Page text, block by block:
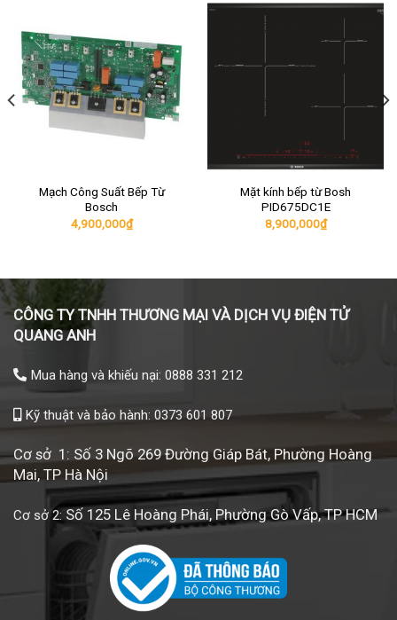
Mạch Công Suất Bếp Từ
Bosch
4,900,000₫
Mặt kính bếp từ Bosh
PID675DC1E
8,900,000₫
CÔNG TY TNHH THƯƠNG MẠI VÀ DỊCH VỤ ĐIỆN TỬ
QUANG ANH
Mua hàng và khiếu nại: 0888 331 212
Kỹ thuật và bảo hành: 0373 601 807
Cơ sở 1: Số 3 Ngõ 269 Đường Giáp Bát, Phường Hoàng
Mai, TP Hà Nội
Cơ sở 2: Số 125 Lê Hoàng Phái, Phường Gò Vấp, TP HCM